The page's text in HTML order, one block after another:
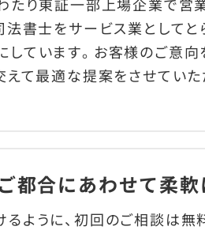
書士をサービス業としてと
ています。お客様のご意向
えて最適な提案をさせていた
都合にあわせて柔
ように、初回のご相談は無